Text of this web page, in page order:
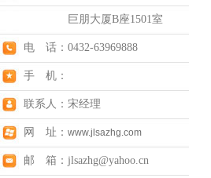
巨朋大厦B座1501室
电 话：0432-63969888
手 机：
联系人：宋经理
网 址： www.jlsazhg.com
邮 箱：jlsazhg@yahoo.cn